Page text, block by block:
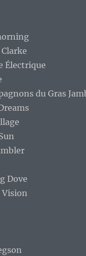
Électrique
du Gras
Dove